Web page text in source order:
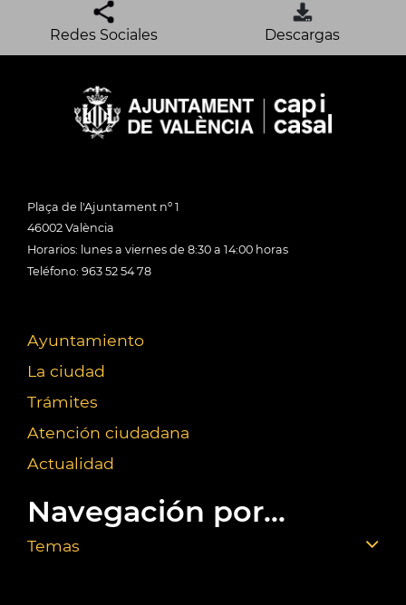
Redes Sociales Descargas
Plaça de l'Ajuntament nº 1
46002 València
Horarios: lunes a viernes de 8:30 a 14:00 horas
Teléfono: 963 52 54 78
Ayuntamiento
La ciudad
Trámites
Atención ciudadana
Actualidad
Navegación por...
Temas